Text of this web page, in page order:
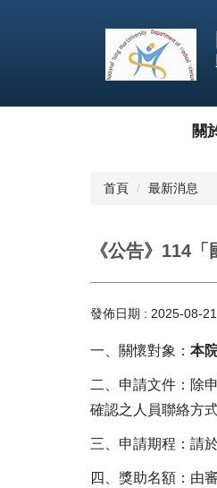
容
關
首頁 最新消息
《公告》114
發佈日期 : 2025-08-21
一、關懷對象： 本
二、申請文件：除
確認之人員聯絡方式
三、申請期程：請
四、獎助名額：由